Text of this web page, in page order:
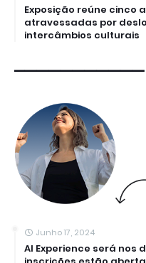
Exposição reúne cinco
atravessadas por
intercâmbios culturais
Junho 17, 2024
AI Experience será nos